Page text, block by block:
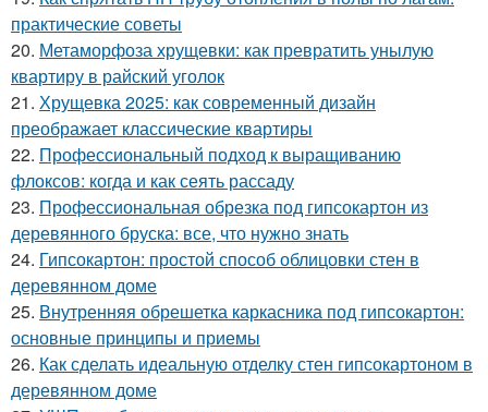
практические советы
20. Метаморфоза хрущевки: как превратить унылую
квартиру в райский уголок
21. Хрущевка 2025: как современный дизайн
преображает классические квартиры
22. Профессиональный подход к выращиванию
флоксов: когда и как сеять рассаду
23. Профессиональная обрезка под гипсокартон из
деревянного бруска: все, что нужно знать
24. Гипсокартон: простой способ облицовки стен в
деревянном доме
25. Внутренняя обрешетка каркасника под гипсокартон:
основные принципы и приемы
26. Как сделать идеальную отделку стен гипсокартоном в
деревянном доме